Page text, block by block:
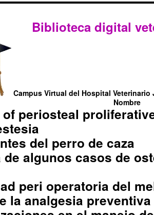
Biblioteca digital
Campus Virtual del Hospital Veterinario
Nombre
of periosteal
del perro de caza
de algunos casos de
peri operatoria del
la analgesia